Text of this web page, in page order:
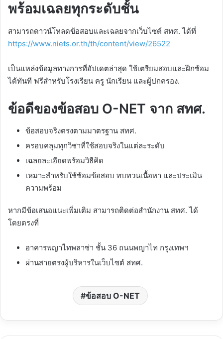
พร้อมเฉลยทุกระดับชั้น
สามารถดาวน์โหลดข้อสอบและเฉลยจากเว็บไซต์ สทศ. ได้ที่
https://www.niets.or.th/th/content/view/26522
เป็นแหล่งข้อมูลทางการที่อัปเดตล่าสุด ใช้เตรียมสอบและฝึกซ้อม
ได้ทันที ฟรีสำหรับโรงเรียน ครู นักเรียน และผู้ปกครอง.​
ข้อดีของข้อสอบ O-NET จาก สทศ.
ข้อสอบจริงตรงตามมาตรฐาน สทศ.
ครอบคลุมทุกวิชาที่ใช้สอบจริงในแต่ละระดับ
เฉลยละเอียดพร้อมวิธีคิด
เหมาะสำหรับใช้ซ้อมข้อสอบ ทบทวนเนื้อหา และประเมิน
ความพร้อม
หากมีข้อเสนอแนะเพิ่มเติม สามารถติดต่อสำนักงาน สทศ. ได้
โดยตรงที่
อาคารพญาไทพลาซ่า ชั้น 36 ถนนพญาไท กรุงเทพฯ
ผ่านสายตรงผู้บริหารในเว็บไซต์ สทศ.
ข้อสอบ O-NET